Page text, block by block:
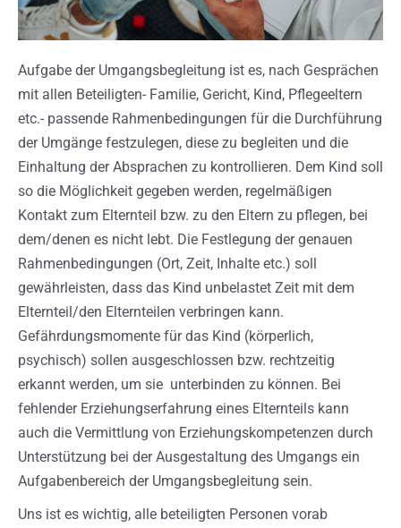
Aufgabe der Umgangsbegleitung ist es, nach Gesprächen
mit allen Beteiligten- Familie, Gericht, Kind, Pflegeeltern
etc.- passende Rahmenbedingungen für die Durchführung
der Umgänge festzulegen, diese zu begleiten und die
Einhaltung der Absprachen zu kontrollieren. Dem Kind soll
so die Möglichkeit gegeben werden, regelmäßigen
Kontakt zum Elternteil bzw. zu den Eltern zu pflegen, bei
dem/denen es nicht lebt. Die Festlegung der genauen
Rahmenbedingungen (Ort, Zeit, Inhalte etc.) soll
gewährleisten, dass das Kind unbelastet Zeit mit dem
Elternteil/den Elternteilen verbringen kann.
Gefährdungsmomente für das Kind (körperlich,
psychisch) sollen ausgeschlossen bzw. rechtzeitig
erkannt werden, um sie unterbinden zu können. Bei
fehlender Erziehungserfahrung eines Elternteils kann
auch die Vermittlung von Erziehungskompetenzen durch
Unterstützung bei der Ausgestaltung des Umgangs ein
Aufgabenbereich der Umgangsbegleitung sein.
Uns ist es wichtig, alle beteiligten Personen vorab